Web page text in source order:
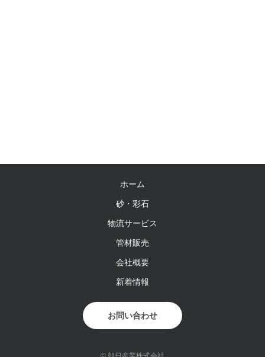
ホーム
砂・彩石
物流サービス
管材販売
会社概要
新着情報
お問い合わせ